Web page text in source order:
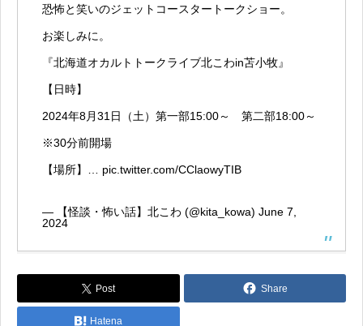
恐怖と笑いのジェットコースタートークショー。
お楽しみに。
『北海道オカルトトークライブ北こわin苫小牧』
【日時】
2024年8月31日（土）第一部15:00～ 第二部18:00～
※30分前開場
【場所】… pic.twitter.com/CClaowyTIB
— 【怪談・怖い話】北こわ (@kita_kowa) June 7,
2024
Post Share
Hatena